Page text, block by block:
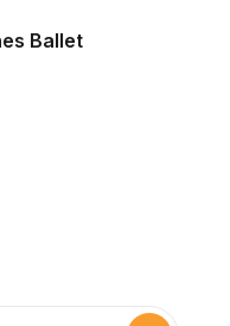
Ballet